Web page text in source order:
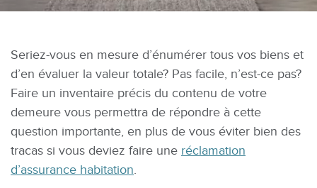
Seriez-vous en mesure d’énumérer tous vos biens et
d’en évaluer la valeur totale? Pas facile, n’est-ce pas?
Faire un inventaire précis du contenu de votre
demeure vous permettra de répondre à cette
question importante, en plus de vous éviter bien des
tracas si vous deviez faire une réclamation
d’assurance habitation.